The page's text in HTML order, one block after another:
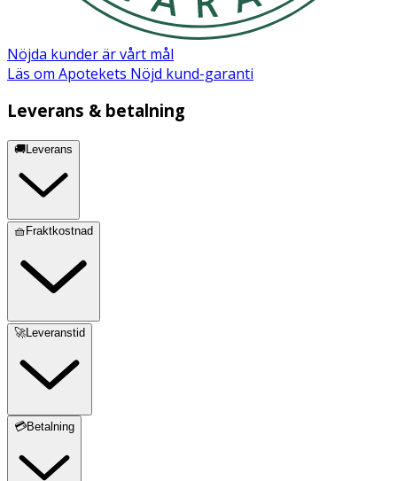
Nöjda kunder är vårt mål
Läs om Apotekets Nöjd kund-garanti
Leverans & betalning
🚚Leverans
🧺Fraktkostnad
🚀Leveranstid
💳Betalning